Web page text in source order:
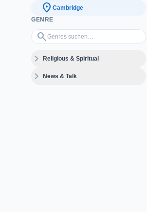
location_on Cambridge
GENRE
search
Genres suchen…
expand_moreReligious & Spiritual
expand_moreNews & Talk